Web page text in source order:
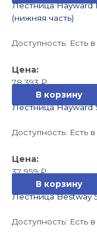
Лестница Hayward
(нижняя часть)
Доступность: Есть
78 393₽
В корзину
Лестница Hayward
Доступность: Есть
37 959₽
В корзину
Лестница Bestway
Доступность: Есть